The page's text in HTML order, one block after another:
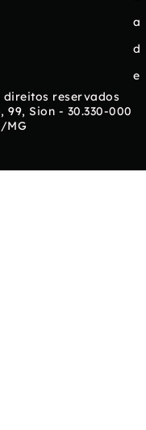
a
d
e
direitos reservados
99, Sion - 30.330-000
MG